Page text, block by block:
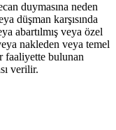
duymasına neden
düşman karşısında
abartılmış veya özel
nakleden veya temel
faaliyette bulunan
verilir.